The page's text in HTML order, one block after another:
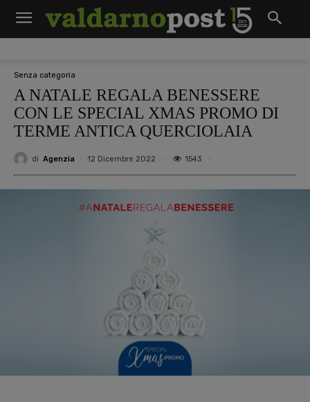
Senza categoria
A NATALE REGALA BENESSERE
CON LE SPECIAL XMAS PROMO DI
TERME ANTICA QUERCIOLAIA
di Agenzia 12 Dicembre 2022 1543